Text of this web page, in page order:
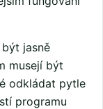
jasně
musejí být
odkládat pytle
programu